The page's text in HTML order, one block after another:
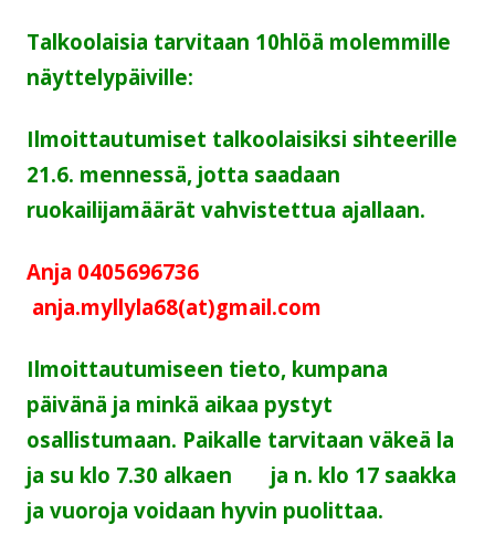
Talkoolaisia tarvitaan 10hlöä molemmille
näyttelypäiville:
Ilmoittautumiset talkoolaisiksi sihteerille
21.6. mennessä, jotta saadaan
ruokailijamäärät vahvistettua ajallaan.
Anja 0405696736
anja.myllyla68(at)gmail.com
Ilmoittautumiseen tieto, kumpana
päivänä ja minkä aikaa pystyt
osallistumaan. Paikalle tarvitaan väkeä la
ja su klo 7.30 alkaen
ja n. klo 17 saakka
ja vuoroja voidaan hyvin puolittaa.